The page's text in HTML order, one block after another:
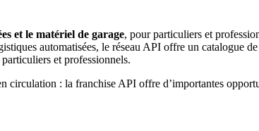
et le matériel de garage, pour particuliers et
automatisées, le réseau API offre un catalogue
et professionnels.
circulation : la franchise API offre d’importantes